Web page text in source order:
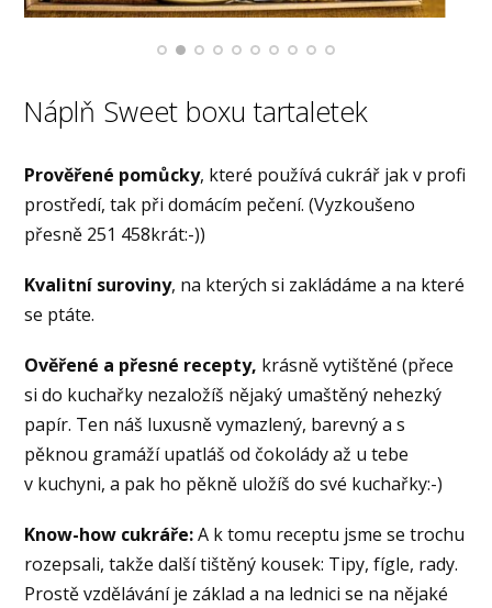
Náplň Sweet boxu tartaletek
Prověřené pomůcky, které používá cukrář jak v profi
prostředí, tak při domácím pečení. (Vyzkoušeno
přesně 251 458krát:-))
Kvalitní suroviny, na kterých si zakládáme a na které
se ptáte.
Ověřené a přesné recepty, krásně vytištěné (přece
si do kuchařky nezaložíš nějaký umaštěný nehezký
papír. Ten náš luxusně vymazlený, barevný a s
pěknou gramáží upatláš od čokolády až u tebe
v kuchyni, a pak ho pěkně uložíš do své kuchařky:-)
Know-how cukráře:A k tomu receptu jsme se trochu
rozepsali, takže další tištěný kousek: Tipy, fígle, rady.
Prostě vzdělávání je základ a na lednici se na nějaké